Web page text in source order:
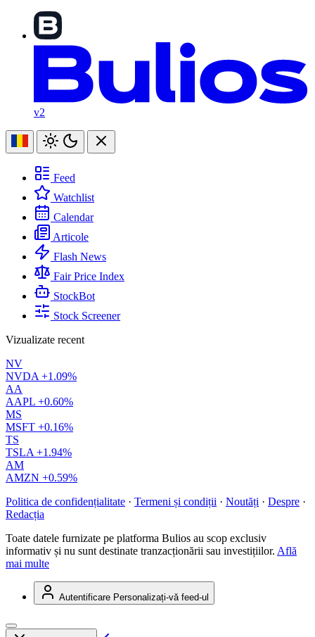
v2
Feed
Watchlist
Calendar
Articole
Flash News
Fair Price Index
StockBot
Stock Screener
Vizualizate recent
NV
NVDA +1.09%
AA
AAPL +0.60%
MS
MSFT +0.16%
TS
TSLA +1.94%
AM
AMZN +0.59%
Politica de confidențialitate · Termeni și condiții · Noutăți · Despre ·
Redacția
Toate datele furnizate pe platforma Bulios au scop exclusiv
informativ și nu sunt destinate tranzacționării sau investițiilor. Află
mai multe
Autentificare Personalizați-vă feed-ul